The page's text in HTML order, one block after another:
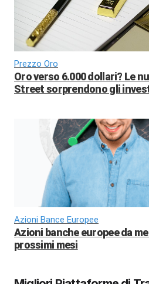
Prezzo Oro
Oro verso 6.000 dollari? Le
Street sorprendono gli
Azioni Bance Europee
Azioni banche europee da
prossimi mesi